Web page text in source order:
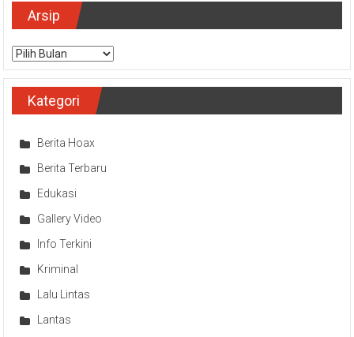
Arsip
Arsip
Kategori
Berita Hoax
Berita Terbaru
Edukasi
Gallery Video
Info Terkini
Kriminal
Lalu Lintas
Lantas